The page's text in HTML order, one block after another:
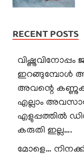
RECENT POSTS
വിഷ്ണുവിനോപ്പം
ഇറങ്ങുമ്പോൾ
അവന്റെ
എല്ലാം
എളുപ്പത്തിൽ
കരുതി ഇല്ല….
മോളെ…